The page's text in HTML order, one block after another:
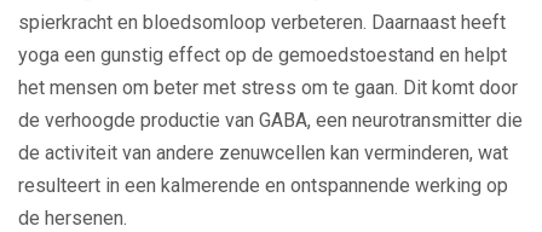
spierkracht en bloedsomloop verbeteren. Daarnaast heeft
yoga een gunstig effect op de gemoedstoestand en helpt
het mensen om beter met stress om te gaan. Dit komt door
de verhoogde productie van GABA, een neurotransmitter die
de activiteit van andere zenuwcellen kan verminderen, wat
resulteert in een kalmerende en ontspannende werking op
de hersenen.